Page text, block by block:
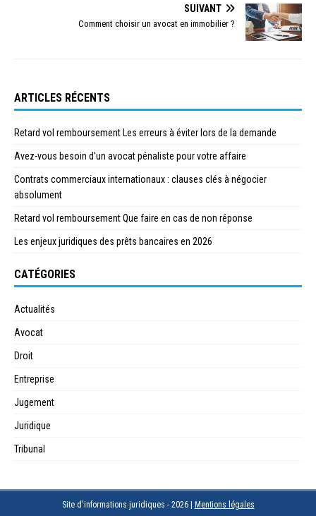
SUIVANT
Comment choisir un avocat en immobilier ?
ARTICLES RÉCENTS
Retard vol remboursement Les erreurs à éviter lors de la demande
Avez-vous besoin d’un avocat pénaliste pour votre affaire
Contrats commerciaux internationaux : clauses clés à négocier
absolument
Retard vol remboursement Que faire en cas de non réponse
Les enjeux juridiques des prêts bancaires en 2026
CATÉGORIES
Actualités
Avocat
Droit
Entreprise
Jugement
Juridique
Tribunal
Site d'informations juridiques - 2026 Mentions légales